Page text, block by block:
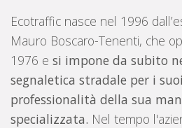
Ecotraffic nasce nel 1996
Mauro Boscaro-Tenenti, che
1976 e si impone da subito
segnaletica stradale per i
professionalità della sua
specializzata. Nel tempo